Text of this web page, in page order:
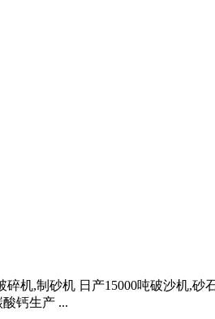
机,制砂机 日产15000吨破沙机,砂
钙生产 ...